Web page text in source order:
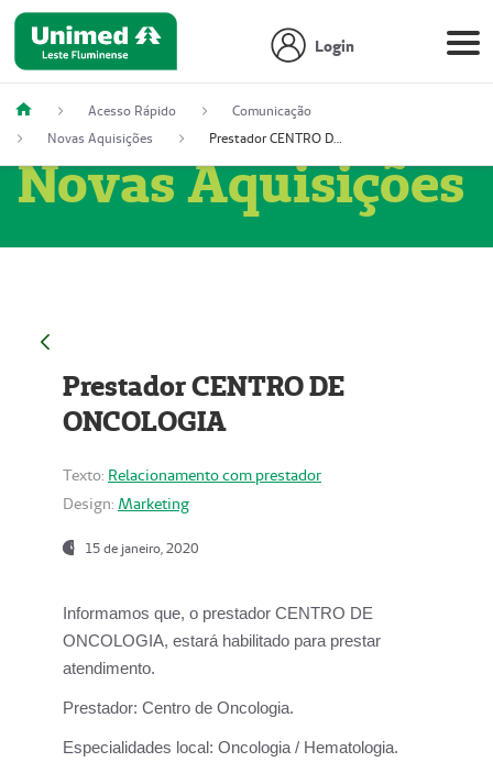
Login
Acesso Rápido
Comunicação
Novas Aquisições
Prestador CENTRO DE ONCOLOGIA
Novas Aquisições
Prestador CENTRO DE
ONCOLOGIA
Texto: Relacionamento com prestador
Design: Marketing
15 de janeiro, 2020
Informamos que, o prestador CENTRO DE
ONCOLOGIA, estará habilitado para prestar
atendimento.
Prestador: Centro de Oncologia.
Especialidades local: Oncologia / Hematologia.